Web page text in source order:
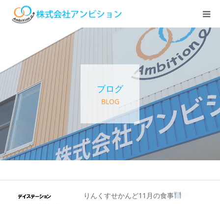
ブログ
BLOG
りんくすせかんど11月の食事
アンビションについて
サービス紹介
デイステーション
居宅介護・訪問介護
快護ラボ知技心